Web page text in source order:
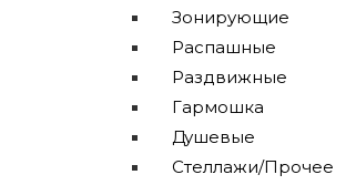
Зонирующие
Распашные
Раздвижные
Гармошка
Душевые
Стеллажи/Прочее